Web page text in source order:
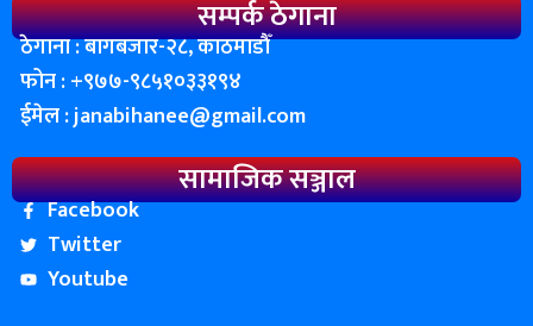
सम्पर्क ठेगाना
ठेगाना : बागबजार-२८, काठमाडाैँ
फोन : ‌+९७७-९८५१०३३१९४
ईमेल :janabihanee@gmail.com
सामाजिक सञ्जाल
Facebook
Twitter
Youtube